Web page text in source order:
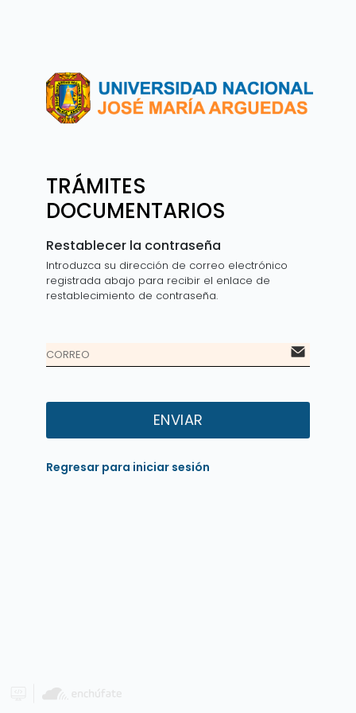
TRÁMITES
DOCUMENTARIOS
Restablecer la contraseña
Introduzca su dirección de correo electrónico
registrada abajo para recibir el enlace de
restablecimiento de contraseña.
ENVIAR
Regresar para iniciar sesión